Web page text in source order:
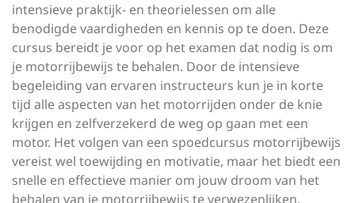
intensieve praktijk- en theorielessen om alle
benodigde vaardigheden en kennis op te doen. Deze
cursus bereidt je voor op het examen dat nodig is om
je motorrijbewijs te behalen. Door de intensieve
begeleiding van ervaren instructeurs kun je in korte
tijd alle aspecten van het motorrijden onder de knie
krijgen en zelfverzekerd de weg op gaan met een
motor. Het volgen van een spoedcursus motorrijbewijs
vereist wel toewijding en motivatie, maar het biedt een
snelle en effectieve manier om jouw droom van het
behalen van je motorrijbewijs te verwezenlijken.